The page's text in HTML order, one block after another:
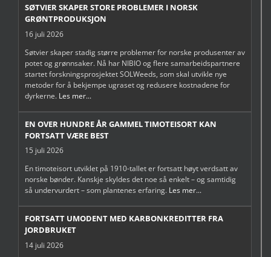
SØTVIER SKAPER STORE PROBLEMER I NORSK
GRØNTPRODUKSJON
16 juli 2026
Søtvier skaper stadig større problemer for norske produsenter av
potet og grønnsaker. Nå har NIBIO og flere samarbeidspartnere
startet forskningsprosjektet SOLWeeds, som skal utvikle nye
metoder for å bekjempe ugraset og redusere kostnadene for
dyrkerne. Les mer...
EN OVER HUNDRE ÅR GAMMEL TIMOTEISORT KAN
FORTSATT VÆRE BEST
15 juli 2026
En timoteisort utviklet på 1910-tallet er fortsatt høyt verdsatt av
norske bønder. Kanskje skyldes det noe så enkelt – og samtidig
så undervurdert – som plantenes erfaring. Les mer...
FORTSATT UMODENT MED KARBONKREDITTER FRA
JORDBRUKET
14 juli 2026